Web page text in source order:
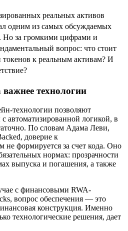
реальных активов
одним из самых обсуждаемых
Но за громкими цифрами и
вопрос: что стоит
к реальным активам? И
технологии
технологии позволяют
с автоматизированной логикой, в
По словам Адама Леви,
доверие к
не формируется за счет кода. Оно
нормах: прозрачности
выпуска и погашения, а также
с финансовыми RWA-
вопрос обеспечения — это
конструкция. Именно
технологические решения, дает